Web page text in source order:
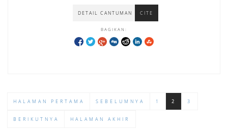
DETAIL CANTUMAN CITE
BAGIKAN:
HALAMAN PERTAMA SEBELUMNYA 1 2 3
BERIKUTNYA HALAMAN AKHIR